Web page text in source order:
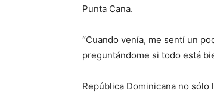
Punta Cana.
“Cuando venía, me sentí un
preguntándome si todo está
República Dominicana no